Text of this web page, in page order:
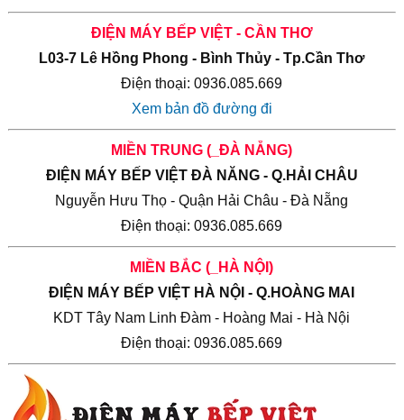
ĐIỆN MÁY BẾP VIỆT - CẦN THƠ
L03-7 Lê Hồng Phong - Bình Thủy - Tp.Cần Thơ
Điện thoại: 0936.085.669
Xem bản đồ đường đi
MIỀN TRUNG (_ĐÀ NẴNG)
ĐIỆN MÁY BẾP VIỆT ĐÀ NĂNG - Q.HẢI CHÂU
Nguyễn Hưu Thọ - Quận Hải Châu - Đà Nẵng
Điện thoại: 0936.085.669
MIỀN BẮC (_HÀ NỘI)
ĐIỆN MÁY BẾP VIỆT HÀ NỘI - Q.HOÀNG MAI
KDT Tây Nam Linh Đàm - Hoàng Mai - Hà Nội
Điện thoại: 0936.085.669